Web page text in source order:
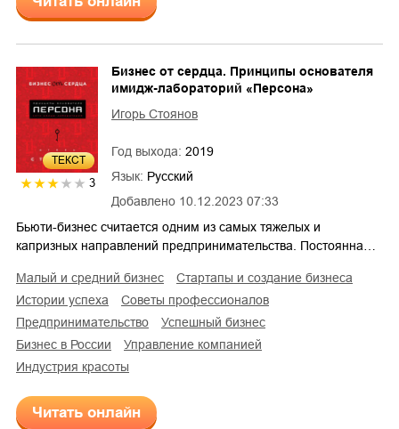
ТЕКСТ
3
Добавлено 10.12.2023 07:33
Бизнес от сердца. Принципы основателя
имидж-лабораторий «Персона»
Игорь Стоянов
Год выхода: 2019
Язык: Русский
Бьюти-бизнес считается одним из самых тяжелых и
капризных направлений предпринимательства. Постоянна…
малый и средний бизнес
стартапы и создание бизнеса
истории успеха
советы профессионалов
предпринимательство
успешный бизнес
бизнес в России
управление компанией
индустрия красоты
Читать онлайн